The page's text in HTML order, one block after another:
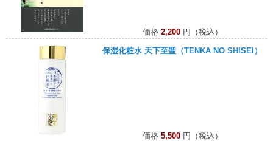
価格 2,200円（税込）
保湿化粧水 天下至聖（TENKA NO SHISEI）
価格 5,500円（税込）